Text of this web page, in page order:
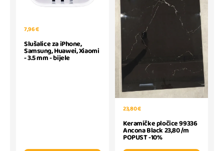
7,96 €
Slušalice za iPhone,
Samsung, Huawei, Xiaomi
- 3.5 mm - bijele
23,80 €
Keramičke pločice 99336
Ancona Black 23,80 /m
POPUST -10%